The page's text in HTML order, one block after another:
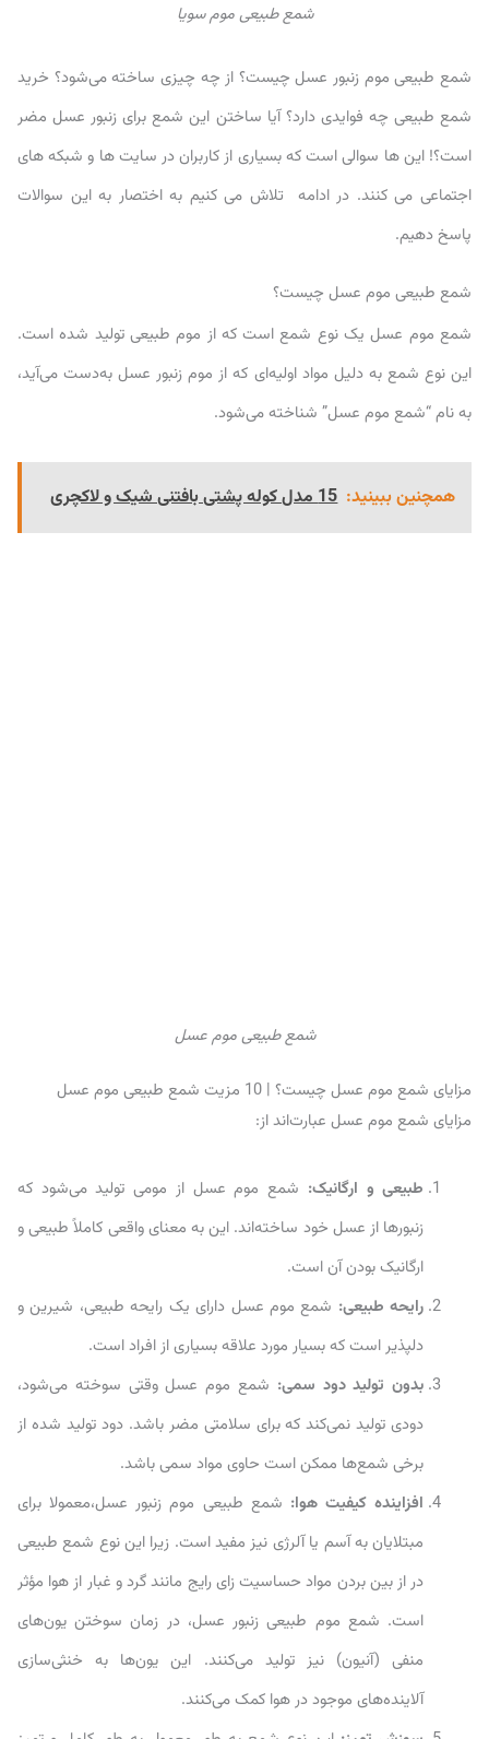
شمع طبیعی موم سویا
شمع طبیعی موم زنبور عسل چیست؟ از چه چیزی ساخته می‌شود؟ خرید
شمع طبیعی چه فوایدی دارد؟ آیا ساختن این شمع برای زنبور عسل مضر
است؟! این ها سوالی است که بسیاری از کاربران در سایت ها و شبکه های
اجتماعی می کنند. در ادامه تلاش می کنیم به اختصار به این سوالات
پاسخ دهیم.
شمع طبیعی موم عسل چیست؟
شمع موم عسل یک نوع شمع است که از موم طبیعی تولید شده است.
این نوع شمع به دلیل مواد اولیه‌ای که از موم زنبور عسل به‌دست می‌آید،
به نام “شمع موم عسل” شناخته می‌شود.
همچنین ببینید: 15 مدل کوله پشتی بافتنی شیک و لاکچری
شمع طبیعی موم عسل
مزایای شمع موم عسل چیست؟ | 10 مزیت شمع طبیعی موم عسل
مزایای شمع موم عسل عبارت‌اند از:
طبیعی و ارگانیک:شمع موم عسل از مومی تولید می‌شود که
زنبورها از عسل خود ساخته‌اند. این به معنای واقعی کاملاً طبیعی و
ارگانیک بودن آن است.
رایحه طبیعی:شمع موم عسل دارای یک رایحه طبیعی، شیرین و
دلپذیر است که بسیار مورد علاقه بسیاری از افراد است.
بدون تولید دود سمی:شمع موم عسل وقتی سوخته می‌شود،
دودی تولید نمی‌کند که برای سلامتی مضر باشد. دود تولید شده از
برخی شمع‌ها ممکن است حاوی مواد سمی باشد.
افزاینده کیفیت هوا:شمع طبیعی موم زنبور عسل،معمولا برای
مبتلایان به آسم یا آلرژی نیز مفید است. زیرا این نوع شمع طبیعی
در از بین بردن مواد حساسیت زای رایج مانند گرد و غبار از هوا مؤثر
است. شمع موم طبیعی زنبور عسل، در زمان سوختن یون‌های
منفی (آنیون) نیز تولید می‌کنند. این یون‌ها به خنثی‌سازی
آلاینده‌های موجود در هوا کمک می‌کنند.